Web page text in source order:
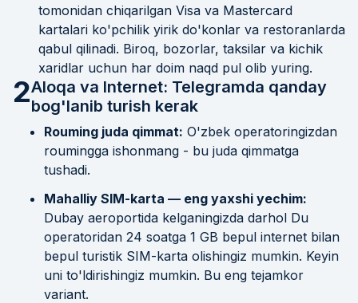
tomonidan chiqarilgan Visa va Mastercard
kartalari ko'pchilik yirik do'konlar va restoranlarda
qabul qilinadi. Biroq, bozorlar, taksilar va kichik
xaridlar uchun har doim naqd pul olib yuring.
2Aloqa va Internet: Telegramda qanday
bog'lanib turish kerak
Rouming juda qimmat: O'zbek operatoringizdan
roumingga ishonmang - bu juda qimmatga
tushadi.
Mahalliy SIM-karta — eng yaxshi yechim:
Dubay aeroportida kelganingizda darhol Du
operatoridan 24 soatga 1 GB bepul internet bilan
bepul turistik SIM-karta olishingiz mumkin. Keyin
uni to'ldirishingiz mumkin. Bu eng tejamkor
variant.